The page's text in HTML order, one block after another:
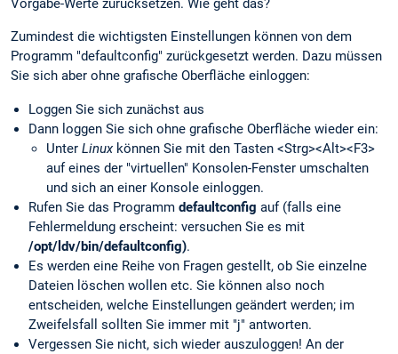
Vorgabe-Werte zurücksetzen. Wie geht das?
Zumindest die wichtigsten Einstellungen können von dem
Programm "defaultconfig" zurückgesetzt werden. Dazu müssen
Sie sich aber ohne grafische Oberfläche einloggen:
Loggen Sie sich zunächst aus
Dann loggen Sie sich ohne grafische Oberfläche wieder ein:
Unter Linuxkönnen Sie mit den Tasten <Strg><Alt><F3>
auf eines der "virtuellen" Konsolen-Fenster umschalten
und sich an einer Konsole einloggen.
Rufen Sie das Programm defaultconfig auf (falls eine
Fehlermeldung erscheint: versuchen Sie es mit
/opt/ldv/bin/defaultconfig).
Es werden eine Reihe von Fragen gestellt, ob Sie einzelne
Dateien löschen wollen etc. Sie können also noch
entscheiden, welche Einstellungen geändert werden; im
Zweifelsfall sollten Sie immer mit "j" antworten.
Vergessen Sie nicht, sich wieder auszuloggen! An der